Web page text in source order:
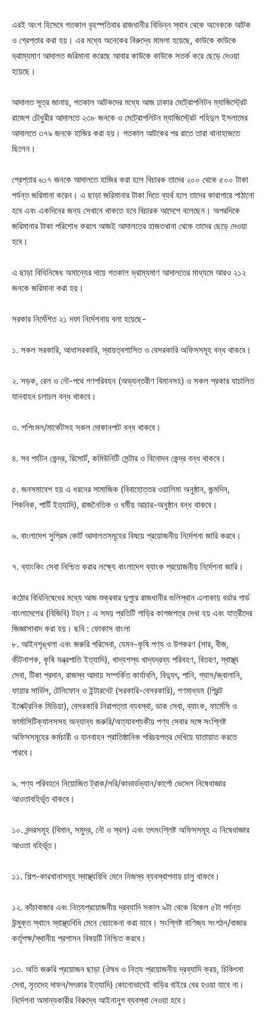
এরই অংশ হিসেবে গতকাল বৃহস্পতিবার রাজধানীর বিভিন্ন স্থান থেকে অনেককে আটক
ও গ্রেপ্তার করা হয়। এর মধ্যে অনেকের বিরুদ্ধে মামলা হয়েছে, কাউকে কাউকে
ভ্রাম্যমাণ আদালত জরিমানা করেছে আবার কাউকে কাউকে সতর্ক করে ছেড়ে দেওয়া
হয়েছে।
আদালত সূত্র জানায়, গতকাল আটকদের মধ্যে আজ ঢাকার মেট্রোপলিটন ম্যাজিস্ট্রেট
রাজেশ চৌধুরীর আদালতে ২৩৮ জনকে ও মেট্রোপলিটন ম্যাজিস্ট্রেট শহিদুল ইসলামের
আদালতে ৩৭৯ জনকে হাজির করা হয়। গতকাল আটকের পর রাতে তারা থানাহাজতে
ছিলেন।
গ্রেপ্তার ৬১৭ জনকে আদালতে হাজির করা হলে বিচারক তাদের ২০০ থেকে ৫০০ টাকা
পর্যন্ত জরিমানা করেন। এ ছাড়া জরিমানার টাকা দিতে ব্যর্থ হলে তাদের কারাগারে পাঠানো
হবে এবং একদিনের জন্য সেখানে থাকতে হবে বিচারক আদেশে বলেছেন। অপরদিকে
জরিমানার টাকা পরিশোধ করলে আজই আদালতের হাজতখানা থেকে তাদের ছেড়ে দেওয়া
হবে।
এ ছাড়া বিধিনিষেধ অমান্যের দায়ে গতকাল ভ্রাম্যমাণ আদালতের মাধ্যমে আরও ২১২
জনকে জরিমানা করা হয়।
সরকার নির্দেশিত ২১ দফা নির্দেশনায় বলা হয়েছে-
১. সকল সরকারি, আধাসরকারি, স্বায়ত্বশাসিত ও বেসরকারি অফিসসমূহ বন্ধ থাকবে।
২. সড়ক, রেল ও নৌ-পথে গণপরিবহন (অভ্যন্তরীণ বিমানসহ) ও সকল প্রকার যাচালিত
যানবাহন চলাচল বন্ধ থাকবে।
৩. শপিংমল/মার্কেটসহ সকল দোকানপাট বন্ধ থাকবে।
৪. সব পর্যটন কেন্দ্র, রিসোর্ট, কমিউনিটি সেন্টার ও বিনোদন কেন্দ্র বন্ধ থাকবে।
৫. জনসমাবেশ হয় এ ধরনের সামাজিক (বিবাহোত্তর ওয়ালিমা অনুষ্ঠান, জন্মদিন,
পিকনিক, পার্টি ইত্যাদি), রাজনৈতিক ও ধর্মীয় আচার-অনুষ্ঠান বন্ধ থাকবে।
৬. বাংলাদেশ সুপ্রিম কোর্ট আদালতসমূহের বিষয়ে প্রয়োজনীয় নির্দেশনা জারি করবে।
৭. ব্যাংকিং সেবা নিশ্চিত করার লক্ষ্যে বাংলাদেশ ব্যাংক প্রয়োজনীয় নির্দেশনা জারি।
কঠোর বিধিনিষেধের মধ্যে আজ শুক্রবার দুপুরে রাজধানীর গুলিস্থান এলাকায় বর্ডার গার্ড
বাংলাদেশের (বিজিবি) টহল। এ সময় প্রতিটি গাড়ির কাগজপত্র দেখা হয় এবং যাত্রীদের
জিজ্ঞাসাবাদ করা হয়। ছবি : ফোকাস বাংলা
৮. আইনশৃঙ্খলা এবং জরুরি পরিসেবা, যেমন-কৃষি পণ্য ও উপকরণ (সার, বীজ,
কীটনাশক, কৃষি যন্ত্রপাতি ইত্যাদি), খাদ্যশস্য খাদ্যদ্রব্য পরিবহণ, বিতরণ, স্বাস্থ্য
সেবা, টিকা প্রদান, রাজস্ব আদায় সম্পর্কিত কার্যাবলি, বিদ্যুৎ, পানি, গ্যাস/জ্বালানি,
ফায়ার সার্ভিস, টেলিফোন ও ইন্টারনেট (সরকারি-বেসরকারি), গণমাধ্যম (প্রিন্ট
ইলেক্ট্রনিক মিডিয়া), বেসরকারি নিরাপত্তা ব্যবস্থা, ডাক সেবা, ব্যাংক, ফার্মেসি ও
ফার্মাসিটিক্যালসসহ অন্যান্য জরুরি/অত্যাবশ্যকীয় পণ্য সেবার সঙ্গে সংশ্লিষ্ট
অফিসসমূহের কর্মচারী ও যানবাহন প্রাতিষ্ঠানিক পরিচয়পত্র দেখিয়ে যাতায়াত করতে
পারবে।
৯. পণ্য পরিবহনে নিয়োজিত ট্রাক/লরি/কাভার্ডভ্যান/কার্গো ভেসেল নিষেধাজ্ঞার
আওতাবহির্ভূত থাকবে।
১০. বন্দরসমূহ (বিমান, সমুদ্র, নৌ ও স্থল) এবং তৎসংশ্লিষ্ট অফিসসমূহ এ নিষেধাজ্ঞার
আওতা বহির্ভূত।
১১. শিল্প-কারখানাসমূহ স্বাস্থ্যবিধি মেনে নিজস্ব ব্যবস্থাপনায় চালু থাকবে।
১২. কাঁচাবাজার এবং নিত্যপ্রয়োজনীয় দ্রব্যাদি সকাল ৯টা থেকে বিকেল ৫টা পর্যন্ত
উন্মুক্ত স্থানে স্বাস্থ্যবিধি মেনে বেচাকেনা করা যাবে। সংশ্লিষ্ট বাণিজ্য সংগঠন/বাজার
কর্তৃপক্ষ/স্থানীয় প্রশাসন বিষয়টি নিশ্চিত করবে।
১৩. অতি জরুরি প্রয়োজন ছাড়া (ঔষধ ও নিত্য প্রয়োজনীয় দ্রব্যাদি ক্রয়, চিকিৎসা
সেবা, মৃতদেহ দাফন/সৎকার ইত্যাদি) কোনোভাবেই বাড়ির বাইরে বের হওয়া যাবে না।
নির্দেশনা অমান্যকারীর বিরুদ্ধে আইনানুগ ব্যবস্থা নেওয়া হবে।